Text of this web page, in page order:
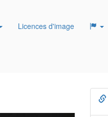
Licences d'image